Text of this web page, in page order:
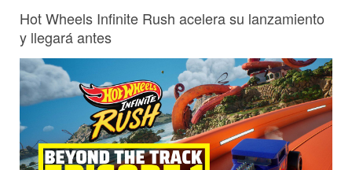
Hot Wheels Infinite Rush acelera su lanzamiento
y llegará antes